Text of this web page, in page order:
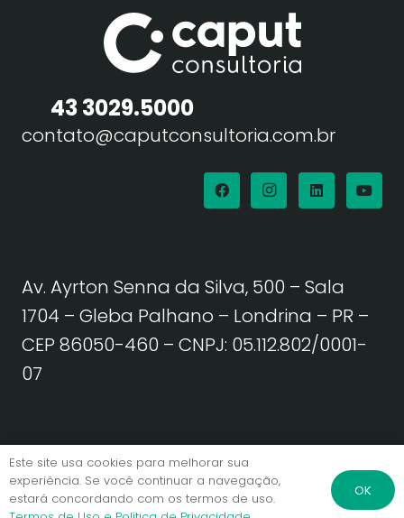
43 3029.5000
contato@caputconsultoria.com.br
Av. Ayrton Senna da Silva, 500 – Sala
1704 – Gleba Palhano – Londrina – PR –
CEP 86050-460 – CNPJ: 05.112.802/0001-
07
Política de Privacidade | Termos de Uso
© Caput Consultoria. Todos os direitos reservados.
Este site usa cookies para melhorar sua
experiência. Se você continuar a navegação,
estará concordando com os termos de uso.
OK